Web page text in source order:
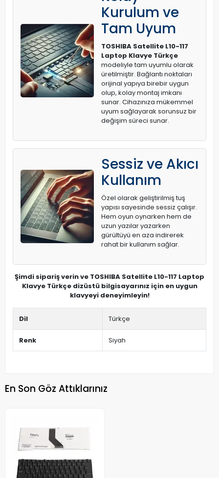
Kurulum ve
Tam Uyum
TOSHIBA Satellite L10-117
Laptop Klavye Türkçe
modeliyle tam uyumlu olarak
üretilmiştir. Bağlantı noktaları
orijinal yapıya birebir uygun
olup, kolay montaj imkanı
sunar. Cihazınıza mükemmel
uyum sağlayarak sorunsuz bir
değişim süreci sunar.
Sessiz ve Akıcı
Kullanım
Özel olarak geliştirilmiş tuş
yapısı sayesinde sessiz çalışır.
Hem oyun oynarken hem de
uzun yazılar yazarken
gürültüyü en aza indirerek
rahat bir kullanım sağlar.
Şimdi sipariş verin ve TOSHIBA Satellite L10-117 Laptop
Klavye Türkçe dizüstü bilgisayarınız için en uygun
klavyeyi deneyimleyin!
Dil Türkçe
Renk Siyah
En Son Göz Attıklarınız